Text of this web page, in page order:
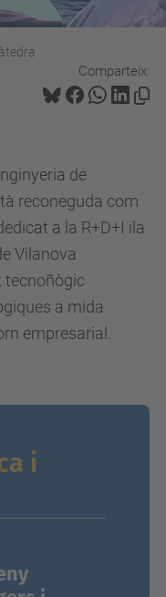
Comparteix:
de
reconeguda com
a la R+D+I ila
Vilanova
tecnoñògic
a mida
empresarial.
i